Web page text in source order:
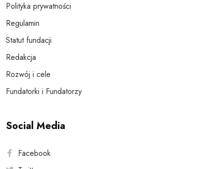
Polityka prywatności
Regulamin
Statut fundacji
Redakcja
Rozwój i cele
Fundatorki i Fundatorzy
Social Media
Facebook